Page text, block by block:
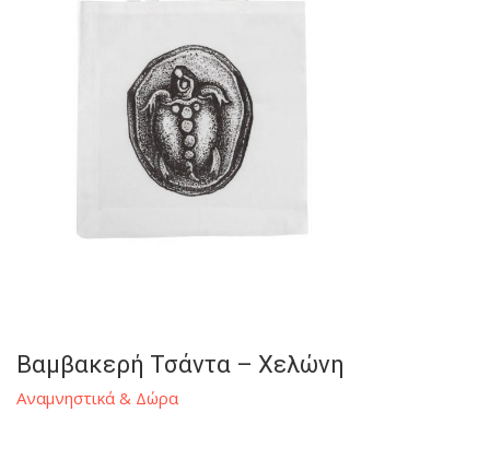
Βαμβακερή Τσάντα – Χελώνη
Αναμνηστικά & Δώρα